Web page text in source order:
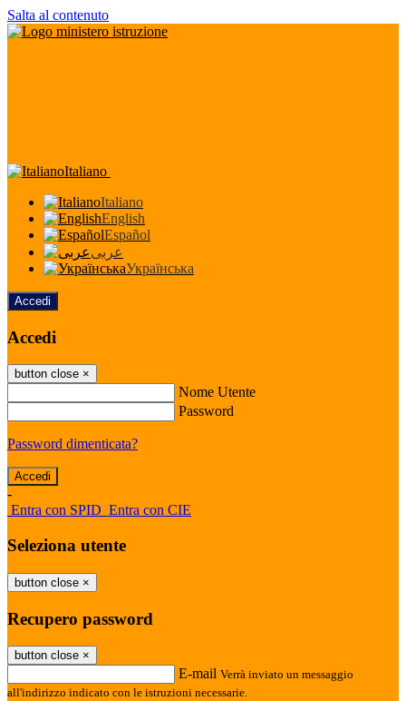
Salta al contenuto
Italiano
Italiano
English
Español
عربى
Українська
Accedi
Accedi
button close ×
Nome Utente
Password
Password dimenticata?
-
Entra con SPID Entra con CIE
Seleziona utente
button close ×
Recupero password
button close ×
E-mail Verrà inviato un messaggio
all'indirizzo indicato con le istruzioni necessarie.